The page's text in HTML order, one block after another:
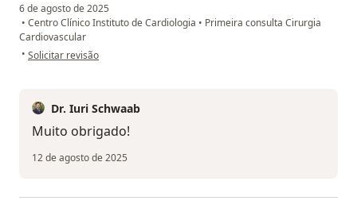
6 de agosto de 2025
• Centro Clínico Instituto de Cardiologia • Primeira consulta Cirurgia
Cardiovascular
• na opinião do utilizador Bruno Reis
Solicitar revisão
Dr. Iuri Schwaab
Muito obrigado!
12 de agosto de 2025